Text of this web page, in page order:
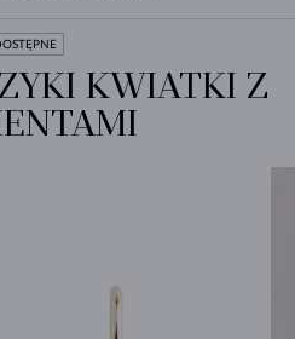
KWIATKI Z